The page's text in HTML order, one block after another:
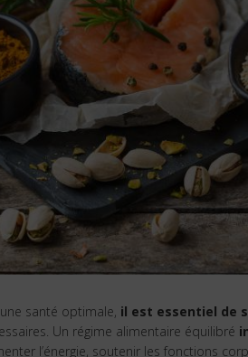
santé optimale, il est essentiel de
Un régime alimentaire équilibré
l’énergie, soutenir les fonctions